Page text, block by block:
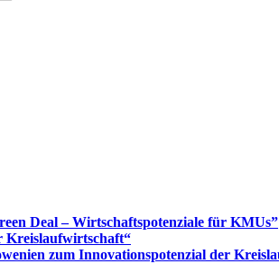
Deal – Wirtschaftspotenziale für KMUs”
Kreislaufwirtschaft“
zum Innovationspotenzial der